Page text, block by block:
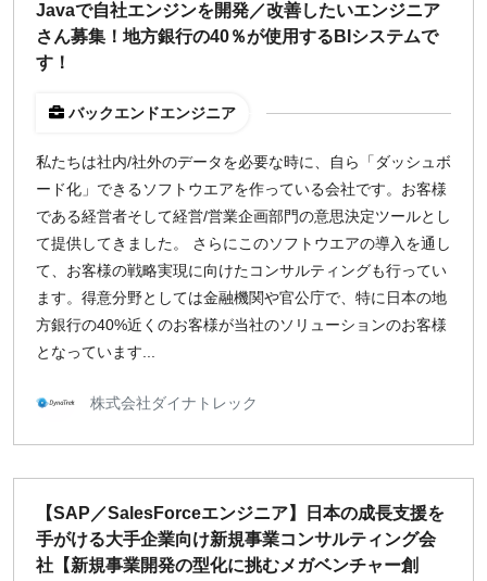
Javaで自社エンジンを開発／改善したいエンジニア
さん募集！地方銀行の40％が使用するBIシステムで
す！
バックエンドエンジニア
私たちは社内/社外のデータを必要な時に、自ら「ダッシュボ
ード化」できるソフトウエアを作っている会社です。お客様
である経営者そして経営/営業企画部門の意思決定ツールとし
て提供してきました。 さらにこのソフトウエアの導入を通し
て、お客様の戦略実現に向けたコンサルティングも行ってい
ます。得意分野としては金融機関や官公庁で、特に日本の地
方銀行の40%近くのお客様が当社のソリューションのお客様
となっています...
株式会社ダイナトレック
【SAP／SalesForceエンジニア】日本の成長支援を
手がける大手企業向け新規事業コンサルティング会
社【新規事業開発の型化に挑むメガベンチャー創